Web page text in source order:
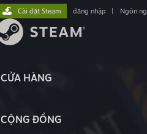
CỬA HÀNG
CỘNG ĐỒNG
Cài đặt Steam đăng nhập Ngôn